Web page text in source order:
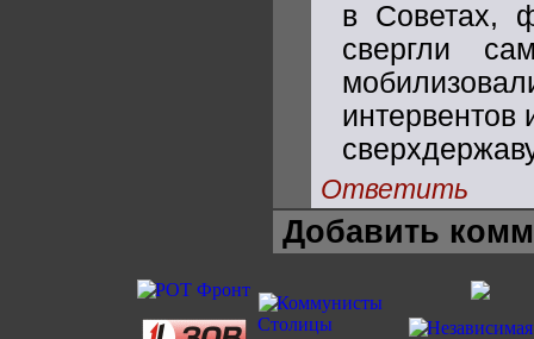
в Советах,
свергли
интервентов
Ответить
Добавить